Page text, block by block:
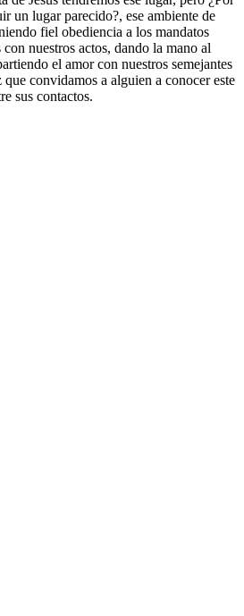
un lugar parecido?, ese ambiente de
fiel obediencia a los mandatos
nuestros actos, dando la mano al
el amor con nuestros semejantes
convidamos a alguien a conocer este
sus contactos.